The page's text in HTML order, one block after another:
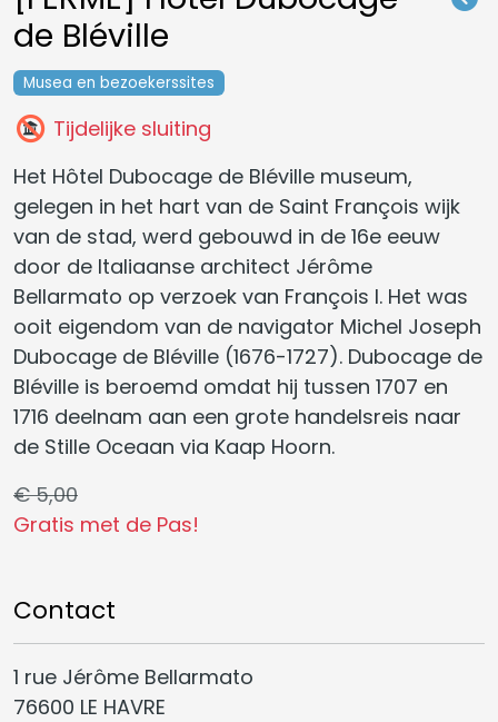
de Bléville
Musea en bezoekerssites
Tijdelijke sluiting
Het Hôtel Dubocage de Bléville museum,
gelegen in het hart van de Saint François wijk
van de stad, werd gebouwd in de 16e eeuw
door de Italiaanse architect Jérôme
Bellarmato op verzoek van François I. Het was
ooit eigendom van de navigator Michel Joseph
Dubocage de Bléville (1676-1727). Dubocage de
Bléville is beroemd omdat hij tussen 1707 en
1716 deelnam aan een grote handelsreis naar
de Stille Oceaan via Kaap Hoorn.
€ 5,00
Gratis met de Pas!
Contact
1 rue Jérôme Bellarmato
76600 LE HAVRE